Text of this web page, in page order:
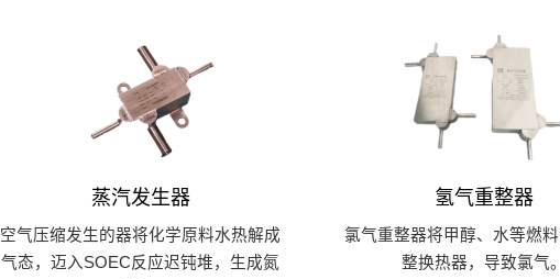
蒸汽发生器
空气压缩发生的器将化学原料水热解成
气态，迈入SOEC反应迟钝堆，生成氮
氢气重整器
氯气重整器将甲醇、水等燃
整换热器，导致氯气。